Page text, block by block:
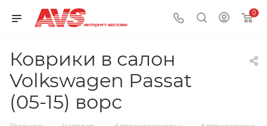
0
Коврики в салон
Volkswagen Passat
(05-15) ворс